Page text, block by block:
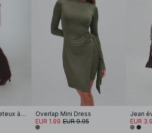
Pantalon ample duveteux à taille mi-haute
Overlap Mini Dress
EUR 1.99 EUR 9.95
Jean
EUR